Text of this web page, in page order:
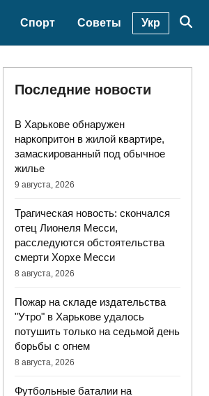
Спорт Советы Укр
Последние новости
В Харькове обнаружен
наркопритон в жилой квартире,
замаскированный под обычное
жилье
9 августа, 2026
Трагическая новость: скончался
отец Лионеля Месси,
расследуются обстоятельства
смерти Хорхе Месси
8 августа, 2026
Пожар на складе издательства
"Утро" в Харькове удалось
потушить только на седьмой день
борьбы с огнем
8 августа, 2026
Футбольные баталии на